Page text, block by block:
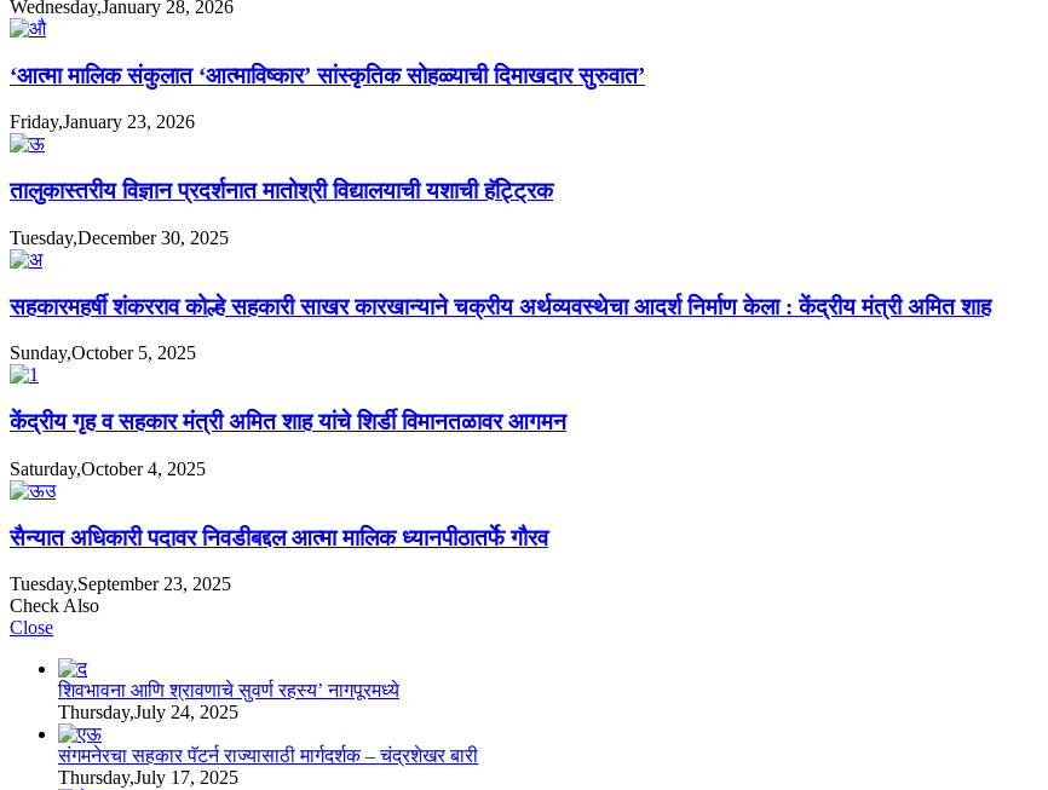
Wednesday,January 28, 2026
‘आत्मा मालिक संकुलात ‘आत्माविष्कार’ सांस्कृतिक सोहळ्याची दिमाखदार सुरुवात’
Friday,January 23, 2026
तालुकास्तरीय विज्ञान प्रदर्शनात मातोश्री विद्यालयाची यशाची हॅट्ट्रिक
Tuesday,December 30, 2025
सहकारमहर्षी शंकरराव कोल्हे सहकारी साखर कारखान्याने चक्रीय अर्थव्यवस्थेचा आदर्श निर्माण केला : केंद्रीय मंत्री अमित शाह
Sunday,October 5, 2025
केंद्रीय गृह व सहकार मंत्री अमित शाह यांचे शिर्डी विमानतळावर आगमन
Saturday,October 4, 2025
सैन्यात अधिकारी पदावर निवडीबद्दल आत्मा मालिक ध्यानपीठातर्फे गौरव
Tuesday,September 23, 2025
Check Also
Close
शिवभावना आणि श्रावणाचे सुवर्ण रहस्य’ नागपूरमध्ये
Thursday,July 24, 2025
संगमनेरचा सहकार पॅटर्न राज्यासाठी मार्गदर्शक – चंद्रशेखर बारी
Thursday,July 17, 2025